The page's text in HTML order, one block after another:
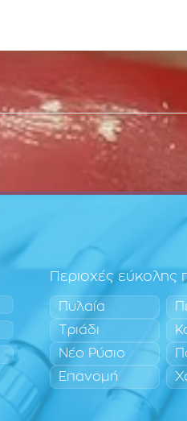
Περιοχές εύκολης
Πυλαία
Τριάδι
Νέο Ρύσιο
Επανομή